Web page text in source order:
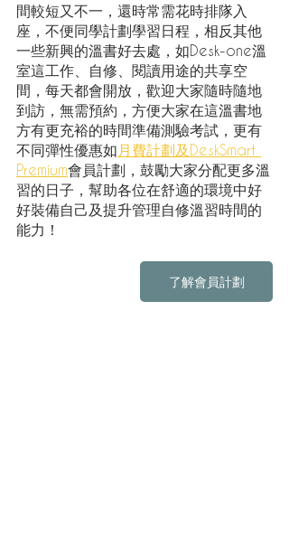
間較短又不一，還時常需花時排隊入
座，不便同學計劃學習日程，相反其他
一些新興的溫書好去處，如Desk-one溫
室這工作、自修、閱讀用途的共享空
間，每天都會開放，歡迎大家隨時隨地
到訪，無需預約，方便大家在這溫書地
方有更充裕的時間準備測驗考試，更有
不同彈性優惠如 月費計劃及 DeskSmart
Premium會員計劃，鼓勵大家分配更多溫
習的日子，幫助各位在舒適的環境中好
好裝備自己及提升管理自修溫習時間的
能力！
了解會員計劃